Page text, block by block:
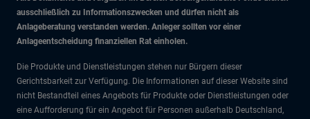
ausschließlich zu Informationszwecken und dürfen nicht als
Anlageberatung verstanden werden. Anleger sollten vor einer
Anlageentscheidung finanziellen Rat einholen.
Die Produkte und Dienstleistungen stehen nur Bürgern dieser
Gerichtsbarkeit zur Verfügung. Die Informationen auf dieser Website sind
nicht Bestandteil eines Angebots für Produkte oder Dienstleistungen oder
eine Aufforderung für ein Angebot für Personen außerhalb Deutschland,